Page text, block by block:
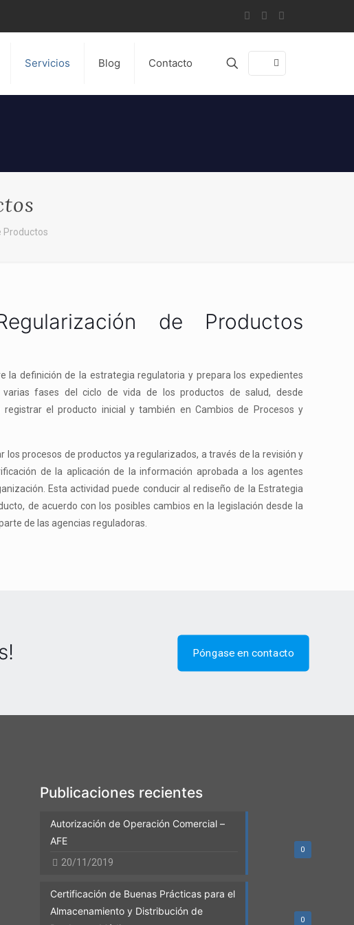
Servicios Blog Contacto
Productos
de Productos
la definición de la estrategia regulatoria y prepara los expedientes
fases del ciclo de vida de los productos de salud, desde
registrar el producto inicial y también en Cambios de Procesos y
procesos de productos ya regularizados, a través de la revisión y
de la aplicación de la información aprobada a los agentes
Esta actividad puede conducir al rediseño de la Estrategia
de acuerdo con los posibles cambios en la legislación desde la
de las agencias reguladoras.
Póngase en contacto
Publicaciones recientes
0
Autorización de Operación Comercial –
AFE
20/11/2019
0
Certificación de Buenas Prácticas para el
Almacenamiento y Distribución de